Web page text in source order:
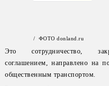
/ ФОТО donland.ru
Это сотрудничество,
соглашением, направлено на
общественным транспортом.